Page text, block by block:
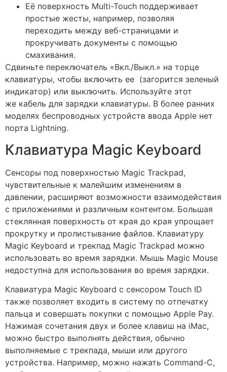
Её поверхность Multi-Touch поддерживает
простые жесты, например, позволяя
переходить между веб-страницами и
прокручивать документы с помощью
смахивания.
Сдвиньте переключатель «Вкл./Выкл.» на торце
клавиатуры, чтобы включить ее (загорится зеленый
индикатор) или выключить. Используйте этот
же кабель для зарядки клавиатуры. В более ранних
моделях беспроводных устройств ввода Apple нет
порта Lightning.
Клавиатура Magic Keyboard
Сенсоры под поверхностью Magic Trackpad,
чувствительные к малейшим изменениям в
давлении, расширяют возможности взаимодействия
с приложениями и различным контентом. Большая
стеклянная поверхность от края до края упрощает
прокрутку и пролистывание файлов. Клавиатуру
Magic Keyboard и трекпад Magic Trackpad можно
использовать во время зарядки. Мышь Magic Mouse
недоступна для использования во время зарядки.
Клавиатура Magic Keyboard с сенсором Touch ID
также позволяет входить в систему по отпечатку
пальца и совершать покупки с помощью Apple Pay.
Нажимая сочетания двух и более клавиш на iMac,
можно быстро выполнять действия, обычно
выполняемые с трекпада, мыши или другого
устройства. Например, можно нажать Command-C,